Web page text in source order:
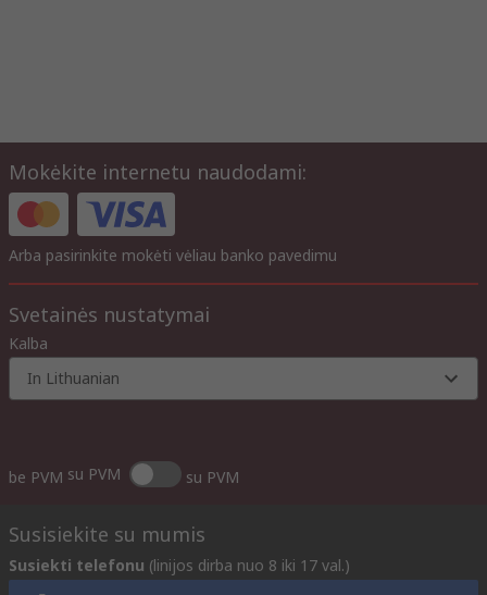
Mokėkite internetu naudodami:
Arba pasirinkite mokėti vėliau banko pavedimu
Svetainės nustatymai
Kalba
In Lithuanian
be PVM su PVM su PVM
Susisiekite su mumis
Susiekti telefonu (linijos dirba nuo 8 iki 17 val.)